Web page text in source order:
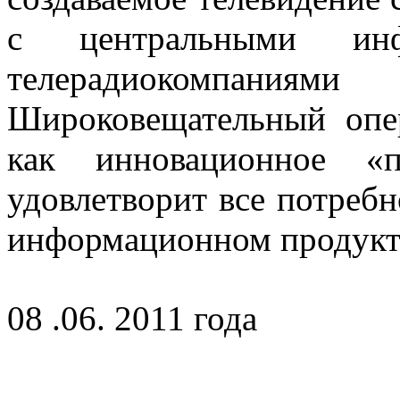
с центральными
Широковещательный
как инновационное
удовлетворит все
информационном
08 .06. 2011 года